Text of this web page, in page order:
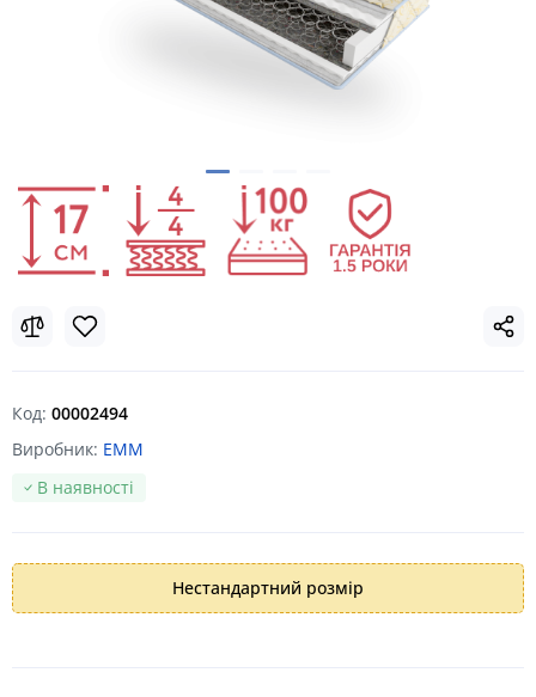
Код: 00002494
Виробник: EMM
В наявності
Нестандартний розмір